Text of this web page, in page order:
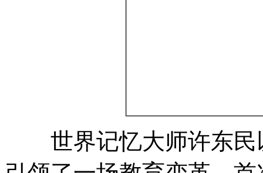
世界记忆大师许东民